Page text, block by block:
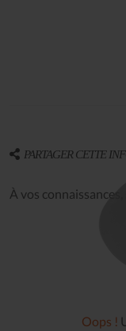
PARTAGER CETTE
À vos
Oops !